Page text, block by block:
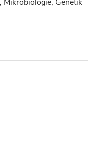
, Mikrobiologie, Genetik